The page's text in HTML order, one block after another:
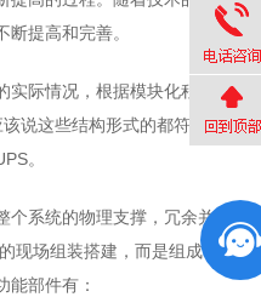
提高和完善。
际情况，根据模块化程度和体
说这些结构形式的都符合模块
。
个系统的物理支撑，冗余并机系
现场组装搭建，而是组成一个
能部件有：